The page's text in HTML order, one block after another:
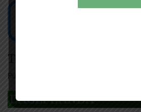
Tesseramento
Puoi tesserarti online
DAGLI L'ANDA